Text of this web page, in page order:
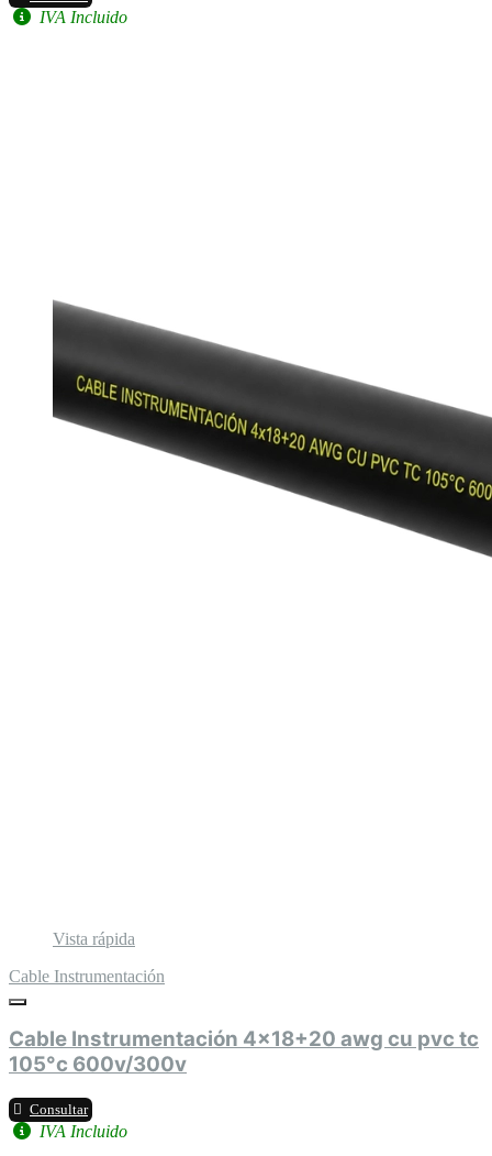
IVA Incluido
Vista rápida
Cable Instrumentación
Cable Instrumentación 4x18+20 awg cu pvc tc
105°c 600v/300v
Consultar
IVA Incluido